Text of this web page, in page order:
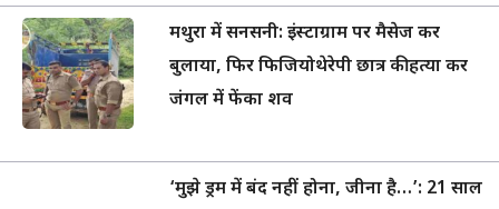
मथुरा में सनसनी: इंस्टाग्राम पर मैसेज कर
बुलाया, फिर फिजियोथेरेपी छात्र की हत्या कर
जंगल में फेंका शव
‘मुझे ड्रम में बंद नहीं होना, जीना है…’: 21 साल